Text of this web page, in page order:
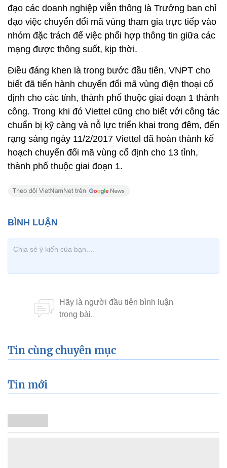
đạo các doanh nghiệp viễn thông là Trưởng ban chỉ
đạo việc chuyển đổi mã vùng tham gia trực tiếp vào
nhóm đặc trách để việc phối hợp thông tin giữa các
mạng được thông suốt, kịp thời.
Điều đáng khen là trong bước đầu tiên, VNPT cho
biết đã tiến hành chuyển đổi mã vùng điện thoại cố
định cho các tỉnh, thành phố thuộc giai đoạn 1 thành
công. Trong khi đó Viettel cũng cho biết với công tác
chuẩn bị kỹ càng và nỗ lực triển khai trong đêm, đến
rạng sáng ngày 11/2/2017 Viettel đã hoàn thành kế
hoạch chuyển đổi mã vùng cố định cho 13 tỉnh,
thành phố thuộc giai đoạn 1.
Tin cùng chuyên mục
Tin mới